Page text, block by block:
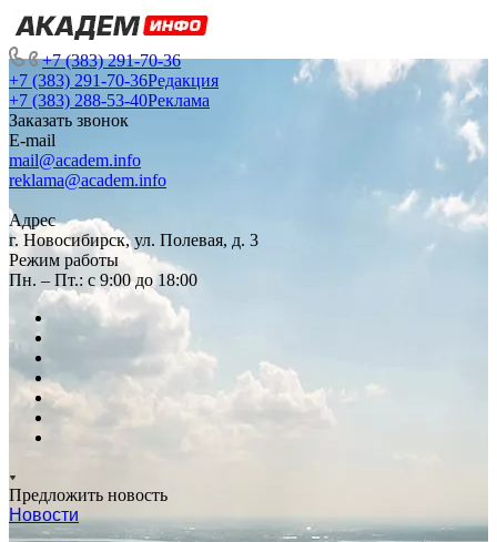
+7 (383) 291-70-36
+7 (383) 291-70-36Редакция
+7 (383) 288-53-40Реклама
Заказать звонок
E-mail
mail@academ.info
reklama@academ.info
Адрес
г. Новосибирск, ул. Полевая, д. 3
Режим работы
Пн. – Пт.: с 9:00 до 18:00
Предложить новость
Новости